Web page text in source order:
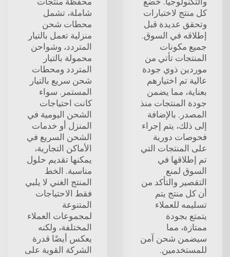
كل منتج لاختبارات
وتحقق عديدة قبل
إطلاقه في السوق.
جميع مكونات
المنتجات تأتي من
موردين ذوي جودة
عالية تم اختيارهم
بعناية، مما يضمن
جودة المنتجات منذ
المصدر. بالإضافة
إلى ذلك، يتم إجراء
فحوصات دورية
على المنتجات التي
تم إطلاقها في
السوق لمنع
التقصير والتأكد من
أن كل منتج يتم
تسليمه للعملاء
يتمتع بجودة
ممتازة، مما
سيضمن شحن آمن
للمستخدمين.
شاملة، تشمل
محطات شحن
منزلية تعمل بالتيار
المتردد، وشواحن
محمولة بالتيار
المتردد ومحطات
شحن سريع بالتيار
المستمر. سواء
كانت احتياجات
الشحن اليومية في
المنزل أو خدمات
الشحن السريع في
الأماكن التجارية،
يمكنها تقديم حلول
مناسبة. الخط
المنتج الغني لا يلبي
فقط الاحتياجات
المتنوعة
لمجموعات العملاء
المختلفة، ولكنه
يعكس أيضًا قدرة
الشركة القوية على